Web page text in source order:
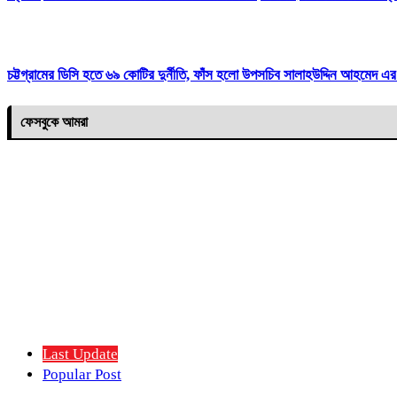
চট্টগ্রামের ডিসি হতে ৬৯ কোটির দুর্নীতি, ফাঁস হলো উপসচিব সালাহউদ্দিন আহমেদ
ফেসবুকে আমরা
Last Update
Popular Post